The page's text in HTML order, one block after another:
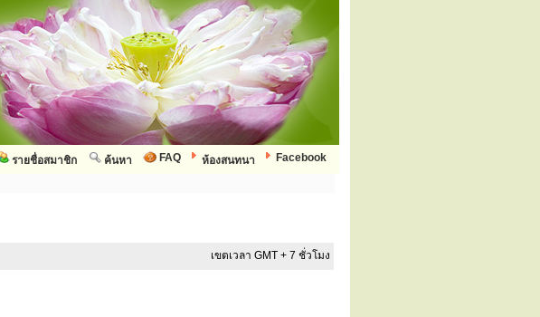
Facebook
ห้องสนทนา
FAQ
ค้นหา
รายชื่อสมาชิก
เขตเวลา GMT + 7 ชั่วโมง